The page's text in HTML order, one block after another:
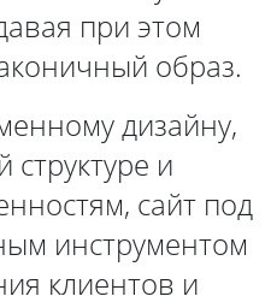
при этом
образ.
дизайну,
и
сайт под
инструментом
клиентов и